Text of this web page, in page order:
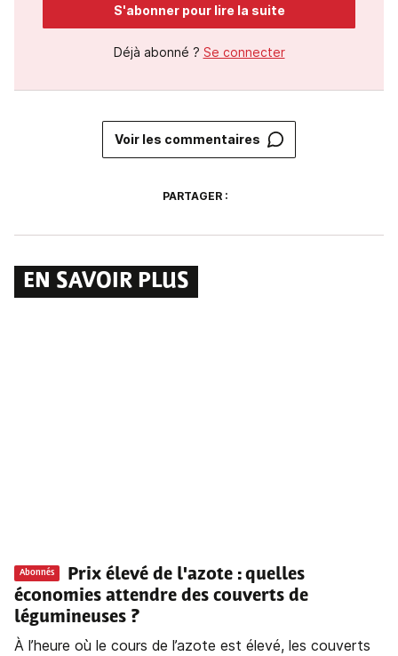
S'abonner pour lire la suite
Déjà abonné ? Se connecter
Voir les commentaires
PARTAGER :
EN SAVOIR PLUS
Abonnés
Prix élevé de l'azote : quelles
économies attendre des couverts de
légumineuses ?
À l’heure où le cours de l’azote est élevé, les couverts